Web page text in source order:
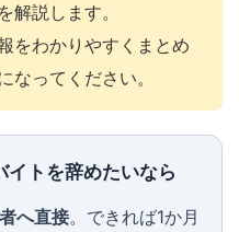
を解説します。
をわかりやすくまとめ
なってください。
イトを辞めたいなら
へ直接。できれば1か月